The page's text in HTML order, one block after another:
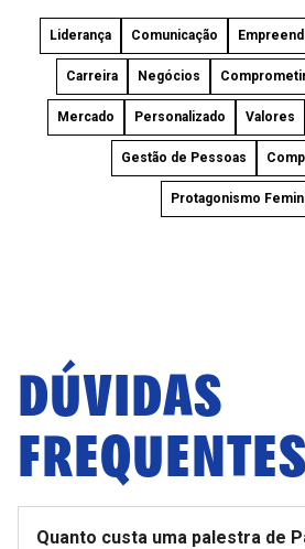
Liderança Comunicação
Carreira Negócios
Mercado Personalizado Valores
Gestão de Pessoas
Protagonismo
DÚVIDAS
FREQUENTES
Quanto custa uma palestra de